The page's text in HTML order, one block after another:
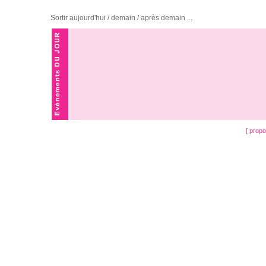
Sortir aujourd'hui / demain / après demain ...
[